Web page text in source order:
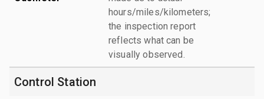
hours/miles/kilometers;
the inspection report
reflects what can be
visually observed.
Control Station